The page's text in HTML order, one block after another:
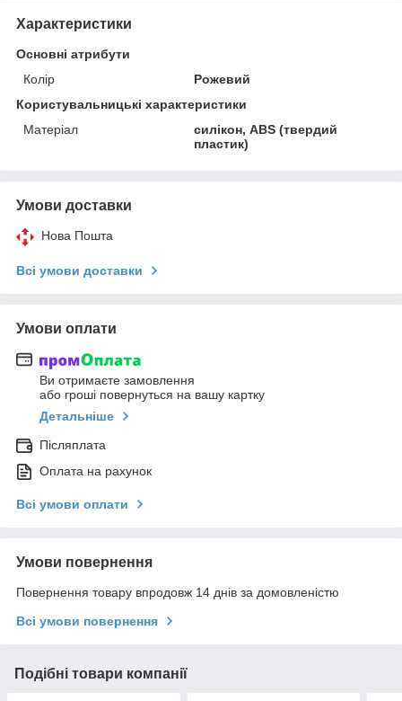
Характеристики
Основні атрибути
Колір
Рожевий
Користувальницькі характеристики
Матеріал
силікон, ABS (твердий
пластик)
Умови доставки
Нова Пошта
Всі умови доставки
Умови оплати
Ви отримаєте замовлення
або гроші повернуться на вашу картку
Детальніше
Післяплата
Оплата на рахунок
Всі умови оплати
Умови повернення
Повернення товару впродовж 14 днів за домовленістю
Всі умови повернення
Подібні товари компанії